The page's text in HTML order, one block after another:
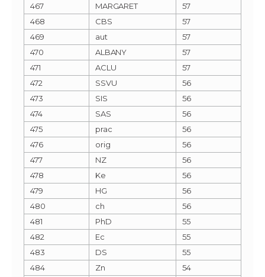
467
MARGARET
57
468
CBS
57
469
aut
57
470
ALBANY
57
471
ACLU
57
472
SSVU
56
473
SIS
56
474
SAS
56
475
prac
56
476
orig
56
477
NZ
56
478
Ke
56
479
HG
56
480
ch
56
481
PhD
55
482
Ec
55
483
DS
55
484
Zn
54